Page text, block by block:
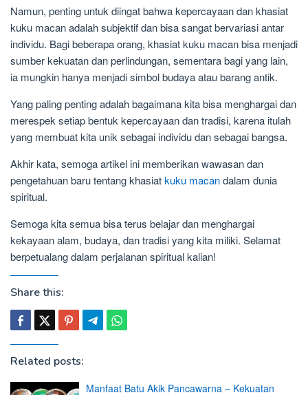
Namun, penting untuk diingat bahwa kepercayaan dan khasiat
kuku macan adalah subjektif dan bisa sangat bervariasi antar
individu. Bagi beberapa orang, khasiat kuku macan bisa menjadi
sumber kekuatan dan perlindungan, sementara bagi yang lain,
ia mungkin hanya menjadi simbol budaya atau barang antik.
Yang paling penting adalah bagaimana kita bisa menghargai dan
merespek setiap bentuk kepercayaan dan tradisi, karena itulah
yang membuat kita unik sebagai individu dan sebagai bangsa.
Akhir kata, semoga artikel ini memberikan wawasan dan
pengetahuan baru tentang khasiatkuku macandalam dunia
spiritual.
Semoga kita semua bisa terus belajar dan menghargai
kekayaan alam, budaya, dan tradisi yang kita miliki. Selamat
berpetualang dalam perjalanan spiritual kalian!
Share this:
Related posts:
Manfaat Batu Akik Pancawarna – Kekuatan